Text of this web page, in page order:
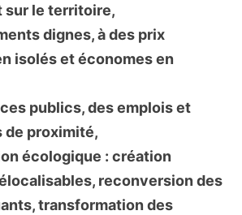
sur le territoire,
dignes, à des prix
isolés et économes en
publics, des emplois et
de proximité,
écologique : création
reconversion des
transformation des